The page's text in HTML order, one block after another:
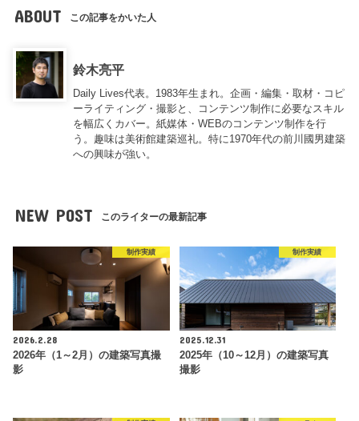
ABOUT この記事をかいた人
鈴木亮平
Daily Lives代表。1983年生まれ。企画・編集・取材・コピ
ーライティング・撮影と、コンテンツ制作に必要なスキル
を幅広くカバー。紙媒体・WEBのコンテンツ制作を行
う。趣味は美術館建築巡礼。特に1970年代の前川國男建築
への興味が強い。
NEW POST このライターの最新記事
制作実績
2026.2.28
2026年（1～2月）の建築写真撮
影
制作実績
2025.12.31
2025年（10～12月）の建築写真
撮影